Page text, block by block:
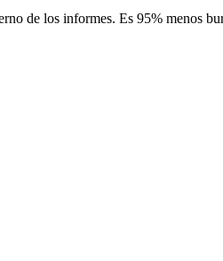
de los informes. Es 95% menos